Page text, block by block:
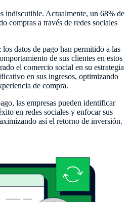
indiscutible. Actualmente, un 68% de
compras a través de redes sociales
datos de pago han permitido a las
de sus clientes en estos
el comercio social en su estrategia
en sus ingresos, optimizando
de compra.
las empresas pueden identificar
en redes sociales y enfocar sus
así el retorno de inversión.